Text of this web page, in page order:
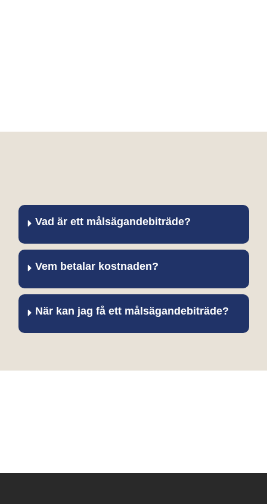
Vad är ett målsägandebiträde?
Vem betalar kostnaden?
När kan jag få ett målsägandebiträde?